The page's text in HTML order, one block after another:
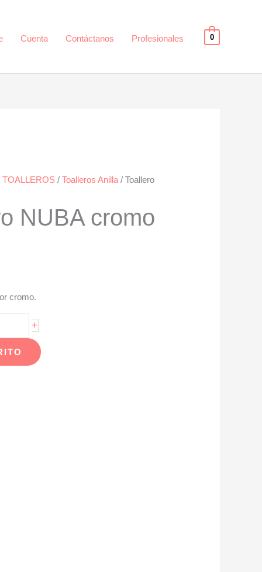
Cuenta Contáctanos Profesionales 0
TOALLEROS / Toalleros Anilla / Toallero
NUBA cromo
cromo.
+